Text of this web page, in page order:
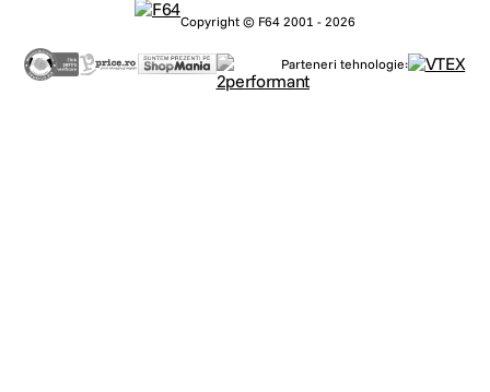
Copyright © F64 2001 - 2026
Parteneri tehnologie: